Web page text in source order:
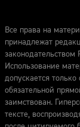
Все права на
принадлежат
законодательством
Использование
допускается
обязательной
заимствован.
тексте,